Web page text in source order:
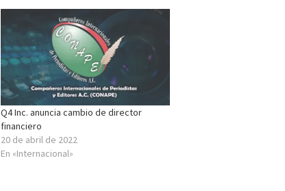
Q4 Inc. anuncia cambio de director
financiero
20 de abril de 2022
En «Internacional»